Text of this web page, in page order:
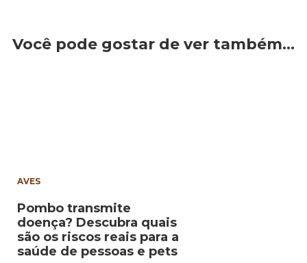
Você pode gostar de ver também…
AVES
Pombo transmite
doença? Descubra quais
são os riscos reais para a
saúde de pessoas e pets